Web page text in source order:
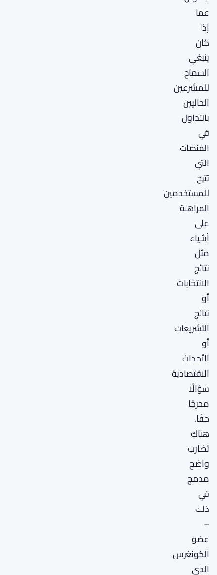
عما
إذا
كان
ينبغي
السماح
للمشرعين
الحاليين
بالتداول
في
المنصات
التي
تتيح
للمستخدمين
المراهنة
على
أشياء
مثل
نتائج
الانتخابات
أو
نتائج
التشريعات
أو
الأحداث
الاقتصادية
سؤالًا
محرجًا
حقًا.
هناك
تضارب
واضح
مدمج
في
ذلك
–
عضو
الكونغرس
الذي